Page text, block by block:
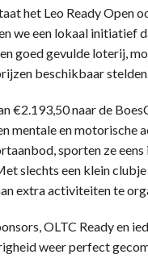
het Leo Ready Open
we een lokaal initiatief
goed gevulde loterij,
beschikbaar
€2.193,50 naar de
mentale en motorische
sporten ze
slechts een klein
extra activiteiten te
OLTC Ready en
weer perfect